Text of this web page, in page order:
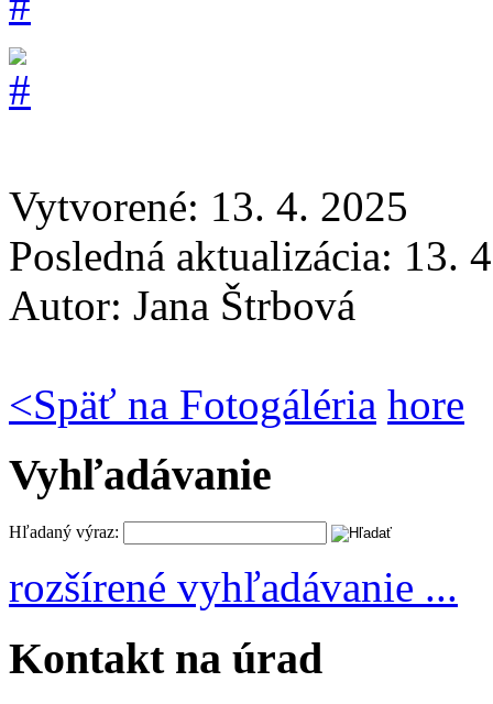
Vytvorené: 13. 4. 2025
Posledná aktualizácia: 13.
Autor: Jana Štrbová
<Späť na Fotogáléria hore
Vyhľadávanie
Hľadaný výraz:
rozšírené vyhľadávanie ...
Kontakt na úrad